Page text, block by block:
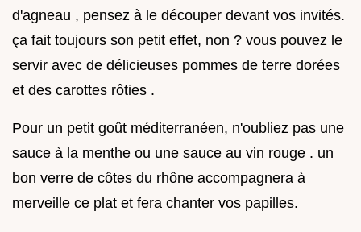
d'agneau , pensez à le découper devant vos invités.
ça fait toujours son petit effet, non ? vous pouvez le
servir avec de délicieuses pommes de terre dorées
et des carottes rôties .
Pour un petit goût méditerranéen, n'oubliez pas une
sauce à la menthe ou une sauce au vin rouge . un
bon verre de côtes du rhône accompagnera à
merveille ce plat et fera chanter vos papilles.